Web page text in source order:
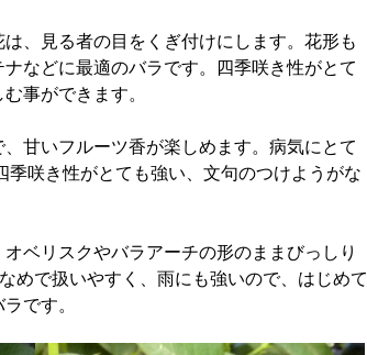
、見る者の目をくぎ付けにします。花形も
などに最適のバラです。四季咲き性がとて
事ができます。
甘いフルーツ香が楽しめます。病気にとて
咲き性がとても強い、文句のつけようがな
ベリスクやバラアーチの形のままびっしり
めで扱いやすく、雨にも強いので、はじめて
です。